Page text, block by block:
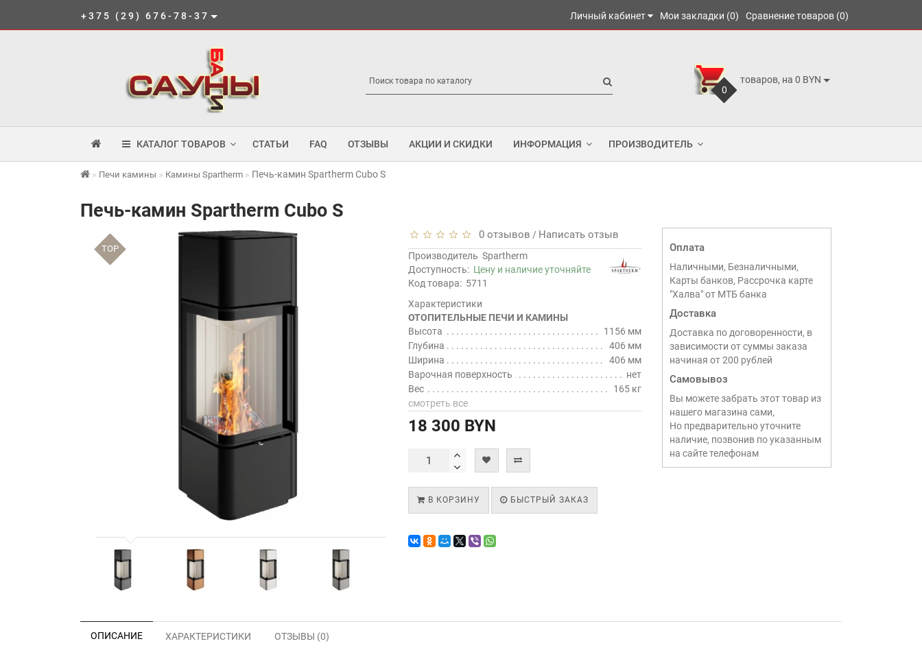
+375 (29) 676-78-37 Личный кабинет Мои закладки (0) Сравнение товаров (0)
0
товаров, на 0 BYN
КАТАЛОГ ТОВАРОВ СТАТЬИ FAQ ОТЗЫВЫ АКЦИИ И СКИДКИ ИНФОРМАЦИЯ ПРОИЗВОДИТЕЛЬ
Печи камины Камины Spartherm Печь-камин Spartherm Cubo S
Печь-камин Spartherm Cubo S
TOP
0 отзывов / Написать отзыв
Производитель Spartherm
Доступность: Цену и наличие уточняйте
Код товара: 5711
Характеристики
ОТОПИТЕЛЬНЫЕ ПЕЧИ И КАМИНЫ
Высота
1156 мм
Глубина
406 мм
Ширина
406 мм
Варочная поверхность
нет
Вес
165 кг
смотреть все
18 300 BYN
В КОРЗИНУ БЫСТРЫЙ ЗАКАЗ
Оплата
Наличными, Безналичными,
Карты банков, Рассрочка карте
"Халва" от МТБ банка
Доставка
Доставка по договоренности, в
зависимости от суммы заказа
начиная от 200 рублей
Самовывоз
Вы можете забрать этот товар из
нашего магазина сами,
Но предварительно уточните
наличие, позвонив по указанным
на сайте телефонам
ОПИСАНИЕ ХАРАКТЕРИСТИКИ ОТЗЫВЫ (0)